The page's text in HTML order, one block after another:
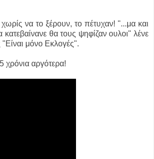
να το ξέρουν, το πέτυχαν! "...μα και
θα τους ψηφίζαν ουλοι" λένε
"Είναι μόνο Εκλογές".
χρόνια αργότερα!